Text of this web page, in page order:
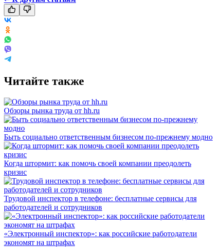
Читайте также
Обзоры рынка труда от hh.ru
Быть социально ответственным бизнесом по-прежнему модно
Когда штормит: как помочь своей компании преодолеть
кризис
Трудовой инспектор в телефоне: бесплатные сервисы для
работодателей и сотрудников
«Электронный инспектор»: как российские работодатели
экономят на штрафах